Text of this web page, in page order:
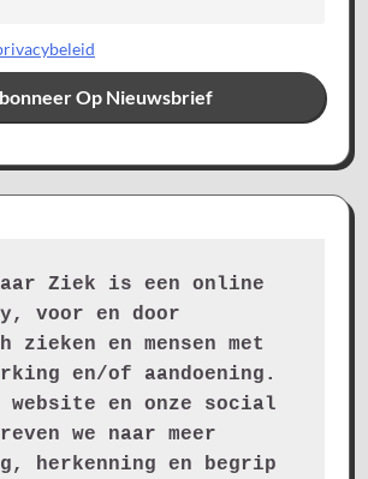
Ziek is een online
voor en door
zieken en mensen met
en/of aandoening.
website en onze social
we naar meer
herkenning en begrip